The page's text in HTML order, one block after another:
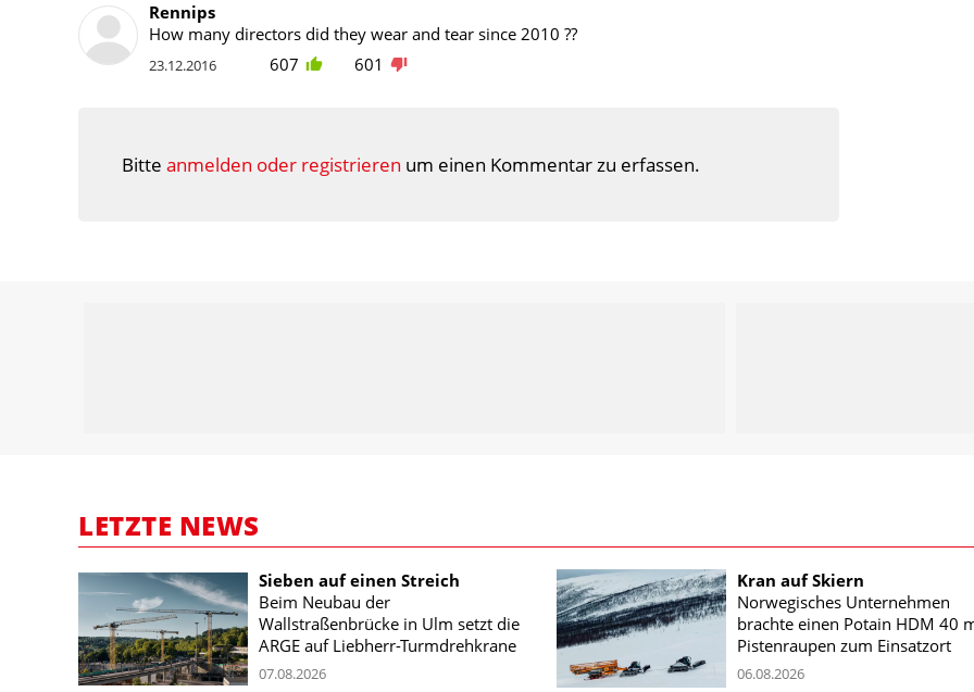
Rennips
How many directors did they wear and tear since 2010 ??
23.12.2016 607 601
Bitte anmelden oder registrieren um einen Kommentar zu erfassen.
LETZTE NEWS
Sieben auf einen Streich
Beim Neubau der
Wallstraßenbrücke in Ulm setzt die
ARGE auf Liebherr-Turmdrehkrane
07.08.2026
Kran auf Skiern
Norwegisches Unternehmen
brachte einen Potain HDM 40
Pistenraupen zum Einsatzort
06.08.2026